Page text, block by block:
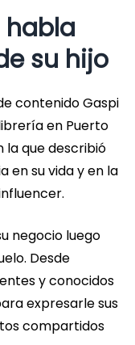
habla
su hijo
contenido Gaspi
en Puerto
la que describió
en su vida y en la
negocio luego
Desde
y conocidos
expresarle sus
compartidos